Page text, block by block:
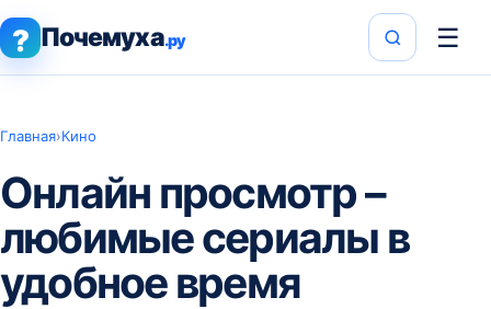
? Почемуха.ру ☰
Главная›Кино
Онлайн просмотр –
любимые сериалы в
удобное время